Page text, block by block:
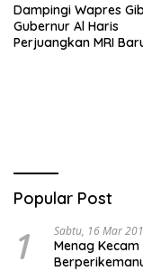
Dampingi Wapres
Gubernur Al Haris
Perjuangkan MRI
Popular Post
1 Sabtu, 16 Mar
Menag